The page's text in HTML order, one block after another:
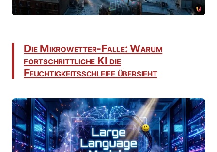
Die Mikrowetter-Falle: Warum
fortschrittliche KI die
Feuchtigkeitsschleife übersieht